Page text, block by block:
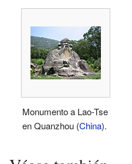
Monumento a Lao-Tse
en Quanzhou (China).